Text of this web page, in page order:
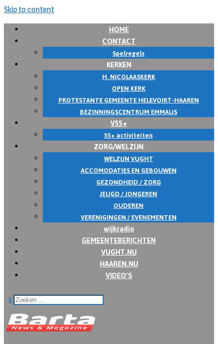
Skip to content
HOME
CONTACT
Spelregels
KERKEN
H. NICOLAASKERK
OPEN KERK
PROTESTANTE GEMEENTE HELEVOIRT-HAAREN
BEZINNINGSCENTRUM EMMAUS
V55+
55+ activiteiten
ZORG/WELZIJN
WELZIJN VUGHT
ACCOMODATIES EN GEBOUWEN
GEZONDHEID / ZORG
JEUGD / JONGEREN
OUDEREN
VERENIGINGEN / EVENEMENTEN
wijkradio
GEMEENTEBERICHTEN
VUGHT.NU
HAAREN.NU
VIDEO’S
x